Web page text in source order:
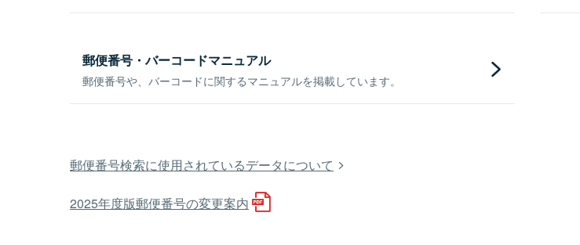
郵便番号・バーコードマニュアル
郵便番号や、バーコードに関するマニュアルを掲載しています。
郵便番号検索に使用されているデータについて
2025年度版郵便番号の変更案内